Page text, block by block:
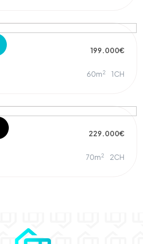
199.000€
60m2 1CH
229.000€
70m2 2CH